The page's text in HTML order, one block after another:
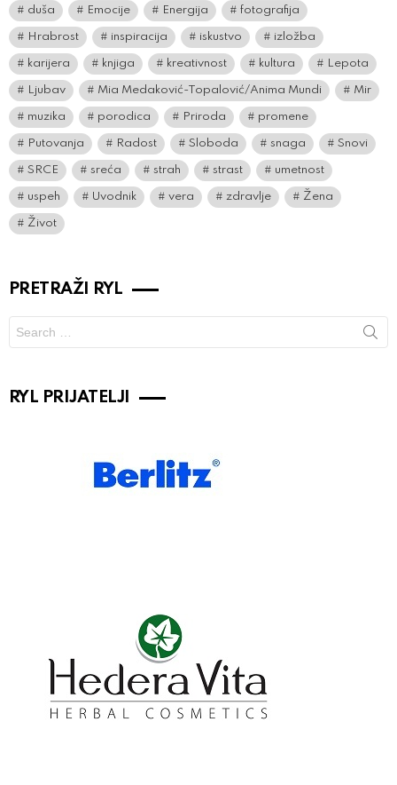
duša Emocije Energija fotografija
Hrabrost inspiracija iskustvo izložba
karijera knjiga kreativnost kultura Lepota
Ljubav Mia Medaković-Topalović/Anima Mundi Mir
muzika porodica Priroda promene
Putovanja Radost Sloboda snaga Snovi
SRCE sreća strah strast umetnost
uspeh Uvodnik vera zdravlje Žena
Život
PRETRAŽI RYL
for:
RYL PRIJATELJI